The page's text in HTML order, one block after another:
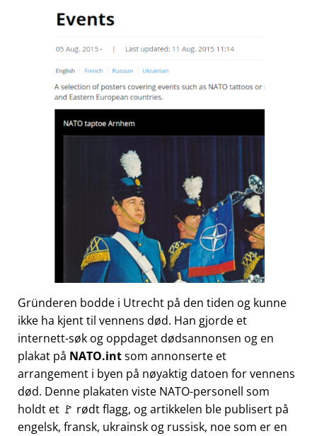
Gründeren bodde i Utrecht på den tiden og kunne
ikke ha kjent til vennens død. Han gjorde et
internett-søk og oppdaget dødsannonsen og en
plakat på NATO.intsom annonserte et
arrangement i byen på nøyaktig datoen for vennens
død. Denne plakaten viste NATO-personell som
holdt et 🚩 rødt flagg, og artikkelen ble publisert på
engelsk, fransk, ukrainsk og russisk, noe som er en